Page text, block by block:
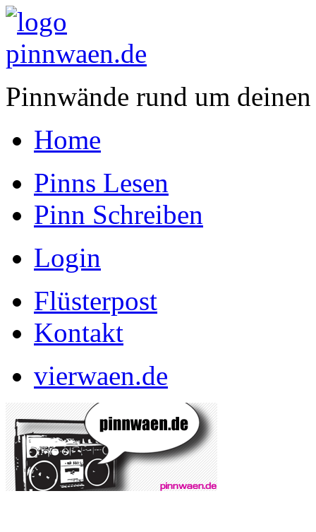
Pinnwände rund um
Home
Pinns Lesen
Pinn Schreiben
Login
Flüsterpost
Kontakt
vierwaen.de